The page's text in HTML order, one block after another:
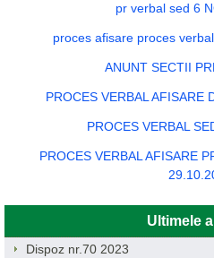
pr verbal sed 6
proces afisare proces
ANUNT SECTII
PROCES VERBAL AFISARE
PROCES VERBAL
PROCES VERBAL AFISARE
Ultimele
Dispoz nr.70 2023